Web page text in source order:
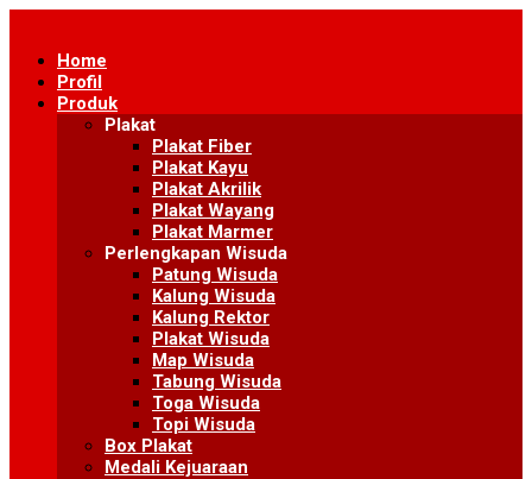
contentHome
Profil
Produk
Plakat
Plakat Fiber
Plakat Kayu
Plakat Akrilik
Plakat Wayang
Plakat Marmer
Perlengkapan Wisuda
Patung Wisuda
Kalung Wisuda
Kalung Rektor
Plakat Wisuda
Map Wisuda
Tabung Wisuda
Toga Wisuda
Topi Wisuda
Box Plakat
Medali Kejuaraan